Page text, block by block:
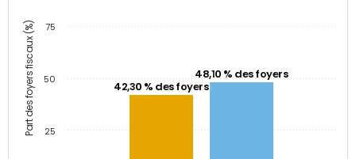
Part des foyers fiscaux (%) 42,30 % des foyers
48,10 % des foyers
25
50
75